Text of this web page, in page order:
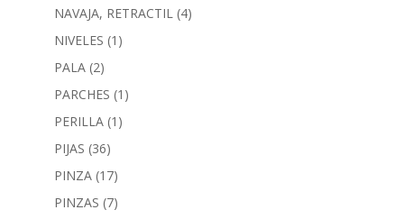
NAVAJA, RETRACTIL (4)
NIVELES (1)
PALA (2)
PARCHES (1)
PERILLA (1)
PIJAS (36)
PINZA (17)
PINZAS (7)